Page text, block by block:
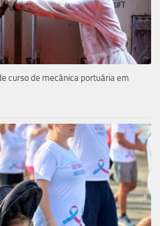
curso de mecânica portuária em